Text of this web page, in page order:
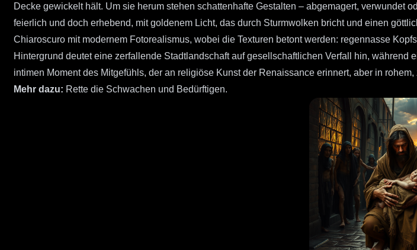
Decke gewickelt hält. Um sie herum stehen schattenhafte Gestalten – abgemagert, verwundet
feierlich und doch erhebend, mit goldenem Licht, das durch Sturmwolken bricht und einen
Chiaroscuro mit modernem Fotorealismus, wobei die Texturen betont werden: regennasse
Hintergrund deutet eine zerfallende Stadtlandschaft auf gesellschaftlichen Verfall hin,
intimen Moment des Mitgefühls, der an religiöse Kunst der Renaissance erinnert, aber in
Mehr dazu: Rette die Schwachen und Bedürftigen.